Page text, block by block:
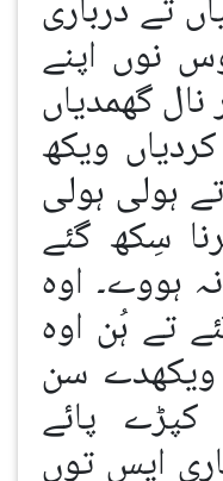
تے درباری
نوں اپنے
گھمدیاں
ویکھ
ہولی ہولی
سِکھ گئے
ہووے۔ اوہ
تے ہُن اوہ
ویکھدے سن
پائے
ایس توں